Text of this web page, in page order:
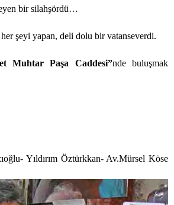
bir silahşördü…
her şeyi yapan, deli dolu bir vatanseverdi.
Muhtar Paşa Caddesi”nde buluşmak
Yıldırım Öztürkkan- Av.Mürsel Köse